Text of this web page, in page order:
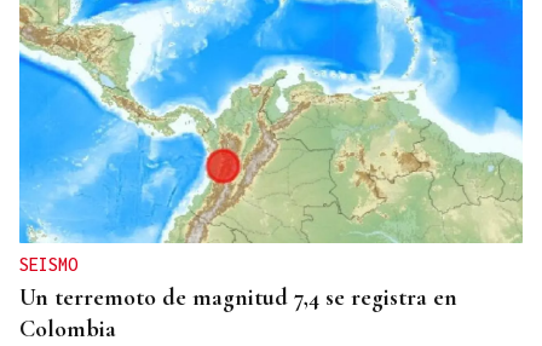
BIOGRAFÍAS
Jesusa Prado López, la fuerza ourensana que
iluminó La Habana
SEISMO
Un terremoto de magnitud 7,4 se registra en
Colombia